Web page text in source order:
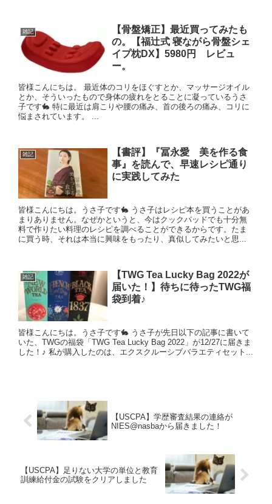
雑記
【骨盤矯正】最近買ってみたも
の。【福辻式 寝ながら骨盤シェ
イプ枕DX】5980円 レビュ
ー。
皆様こんにちは。 最近体のコリをほぐすとか、マッサージオイル
とか、そういったもので身体の疲れをとることに凝っているうさ
子です🐇 特に最近は肩こりや腰の痛み、首の後ろの痛み、コリに
悩まされています。 ...
雑記
【書評】『冨永愛 美を作る食
事』を読んで、早速レシピ通り
に実践してみた
皆様こんにちは。うさ子です🐇 うさ子はレシピ本を買うことがあ
まりありません。なぜかというと、今はクックパッドでも十分無
料で作りたい料理のレシピを調べることができるからです。たま
に買う時、それは本当に興味をもったり、真似してみたいと思...
雑記
【TWG Tea Lucky Bag 2022が
届いた！】待ちに待ったTWG福
袋到着♪
皆様こんにちは。うさ子です🐇 うさ子が先日以下の記事に書いて
いた、TWGの福袋「TWG Tea Lucky Bag 2022」が12/27に届きま
した！♪ 私が購入したのは、エクスクルーシブバラエティセット...
【USCPA】学歴審査結果の連絡が
NIES@nasbaから届きました！
【USCPA】足りない大学の単位と教育
訓練給付金の試験をクリアしました